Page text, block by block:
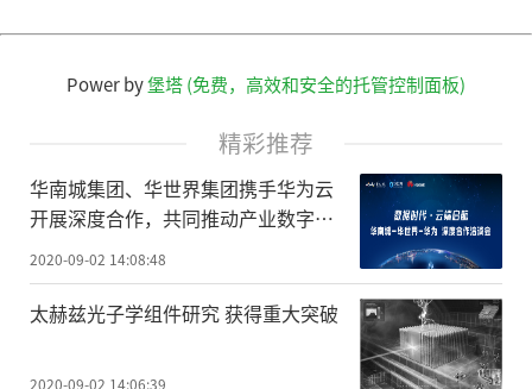
Power by堡塔 (免费，高效和安全的托管控制面板)
精彩推荐
华南城集团、华世界集团携手华为云
开展深度合作，共同推动产业数字化
升级
2020-09-02 14:08:48
太赫兹光子学组件研究 获得重大突破
2020-09-02 14:06:39